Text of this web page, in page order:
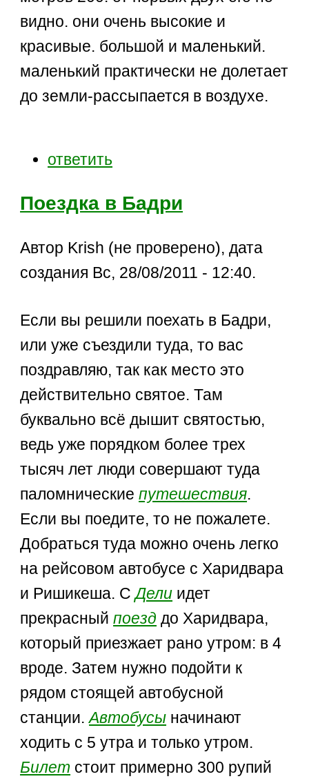
видно. они очень высокие и
красивые. большой и маленький.
маленький практически не долетает
до земли-рассыпается в воздухе.
ответить
Поездка в Бадри
Автор Krish (не проверено), дата
создания Вс, 28/08/2011 - 12:40.
Если вы решили поехать в Бадри,
или уже съездили туда, то вас
поздравляю, так как место это
действительно святое. Там
буквально всё дышит святостью,
ведь уже порядком более трех
тысяч лет люди совершают туда
паломническиепутешествия.
Если вы поедите, то не пожалете.
Добраться туда можно очень легко
на рейсовом автобусе с Харидвара
и Ришикеша. СДели идет
прекрасныйпоезд до Харидвара,
который приезжает рано утром: в 4
вроде. Затем нужно подойти к
рядом стоящей автобусной
станции.Автобусы начинают
ходить с 5 утра и только утром.
Билет стоит примерно 300 рупий